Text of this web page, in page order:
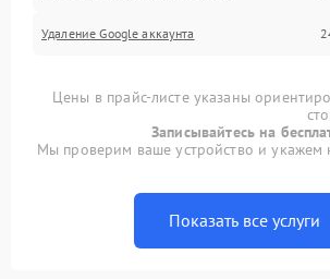
Удаление Google аккаунта
Цены в прайс-листе указаны
Записывайтесь на
Мы проверим ваше устройство и укажем
Показать все услуги